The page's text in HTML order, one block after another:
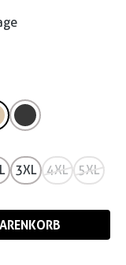
3XL 4XL 5XL